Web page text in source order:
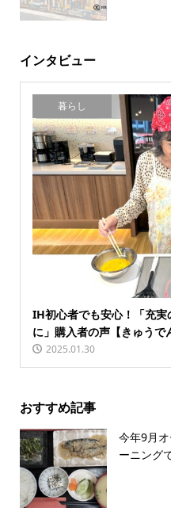
インタビュー
暮らし
IH初心者でも安心！「充
に」購入者の声【きゅうで
2025.01.30
おすすめ記事
今年9月
ーニング